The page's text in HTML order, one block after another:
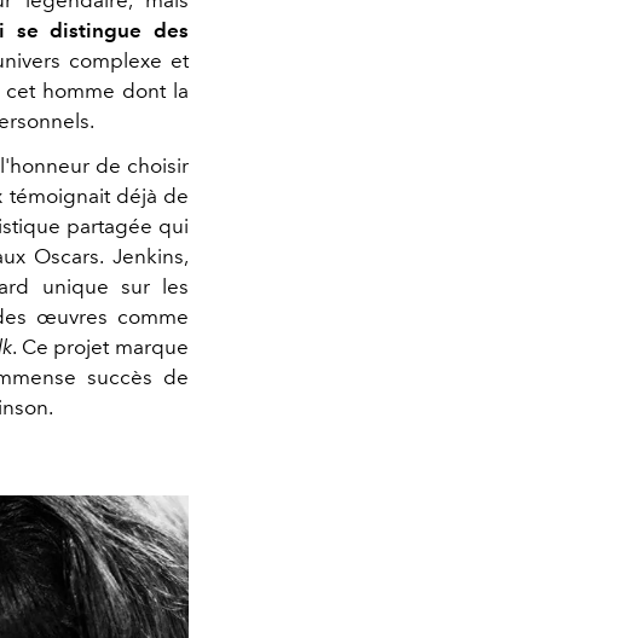
se distingue des
complexe et
homme dont la
de choisir
témoignait déjà de
partagée qui
Oscars. Jenkins,
unique sur les
œuvres comme
. Ce projet marque
succès de